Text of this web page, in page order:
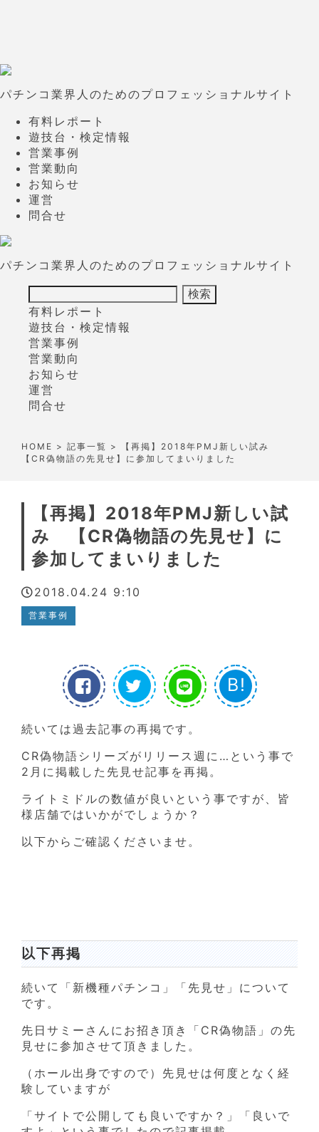
パチンコ業界人のためのプロフェッショナルサイト
有料レポート
遊技台・検定情報
営業事例
営業動向
お知らせ
運営
問合せ
パチンコ業界人のためのプロフェッショナルサイト
有料レポート
遊技台・検定情報
営業事例
営業動向
お知らせ
運営
問合せ
HOME > 記事一覧 > 【再掲】2018年PMJ新しい試み
【CR偽物語の先見せ】に参加してまいりました
【再掲】2018年PMJ新しい試
み 【CR偽物語の先見せ】に
参加してまいりました
2018.04.24 9:10
営業事例
B!
続いては過去記事の再掲です。
CR偽物語シリーズがリリース週に…という事で
2月に掲載した先見せ記事を再掲。
ライトミドルの数値が良いという事ですが、皆
様店舗ではいかがでしょうか？
以下からご確認くださいませ。
以下再掲
続いて「新機種パチンコ」「先見せ」について
です。
先日サミーさんにお招き頂き「CR偽物語」の先
見せに参加させて頂きました。
（ホール出身ですので）先見せは何度となく経
験していますが
「サイトで公開しても良いですか？」「良いで